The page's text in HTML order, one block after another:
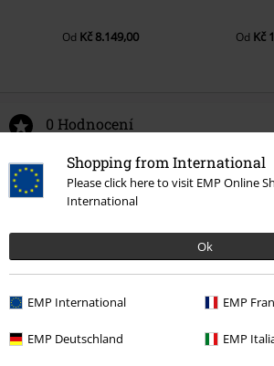
Shopping from International
Please click here to visit EMP Online
International
Ok
EMP International EMP
EMP Deutschland EMP
Od Kč 8.149,00 Od Kč
0 Hodnocení
Podělte se o váš názor "Amplified
Jersey".
Napsat hodnocení